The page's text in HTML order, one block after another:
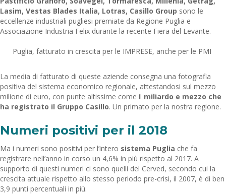
Lasim, Vestas Blades Italia, Lotras, Casillo Group sono le
eccellenze industriali pugliesi premiate da Regione Puglia e
Associazione Industria Felix durante la recente Fiera del Levante.
Puglia, fatturato in crescita per le IMPRESE, anche per le PMI
La media di fatturato di queste aziende consegna una fotografia
positiva del sistema economico regionale, attestandosi sul mezzo
milione di euro, con punte altissime come il miliardo e mezzo che
ha registrato il Gruppo Casillo. Un primato per la nostra regione.
Numeri positivi per il 2018
Ma i numeri sono positivi per l’intero sistema Puglia che fa
registrare nell’anno in corso un 4,6% in più rispetto al 2017. A
supporto di questi numeri ci sono quelli del Cerved, secondo cui la
crescita attuale rispetto allo stesso periodo pre-crisi, il 2007, è di ben
3,9 punti percentuali in più.